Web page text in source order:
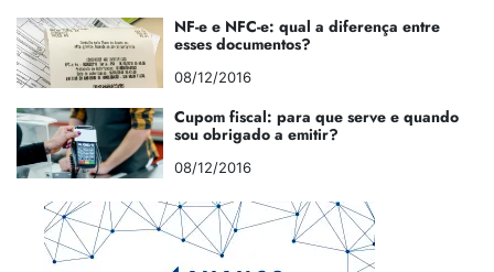
NF-e e NFC-e: qual a diferença entre
esses documentos?
08/12/2016
Cupom fiscal: para que serve e quando
sou obrigado a emitir?
08/12/2016